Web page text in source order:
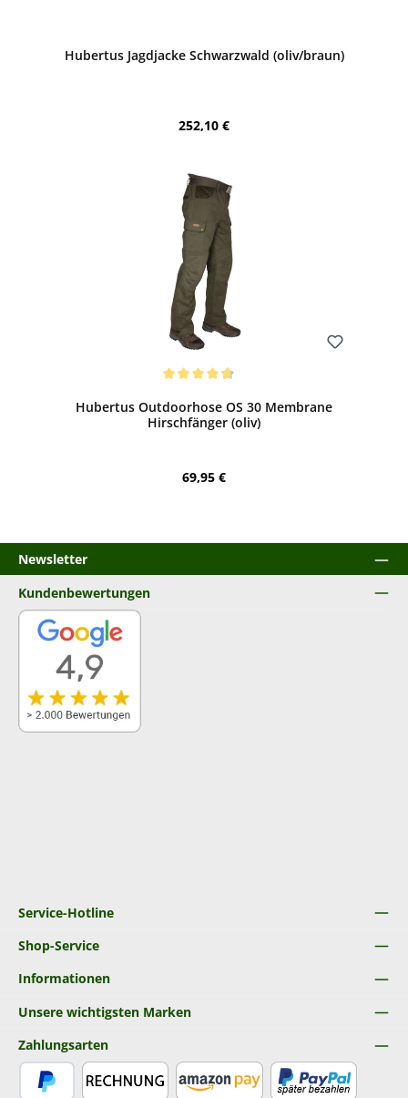
Hubertus Jagdjacke Schwarzwald (oliv/braun)
Regulärer Preis:
252,10 €
Hubertus Outdoorhose OS 30 Membrane
Hirschfänger (oliv)
Regulärer Preis:
69,95 €
Newsletter
Service-Hotline
Shop-Service
Informationen
Unsere wichtigsten Marken
Kundenbewertungen
Zahlungsarten